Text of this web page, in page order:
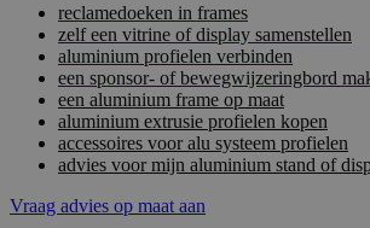
reclamedoeken in frames
zelf een vitrine of display samenstellen
aluminium profielen verbinden
een sponsor- of bewegwijzeringbord
een aluminium frame op maat
aluminium extrusie profielen kopen
accessoires voor alu systeem profielen
advies voor mijn aluminium stand of
Vraag advies op maat aan